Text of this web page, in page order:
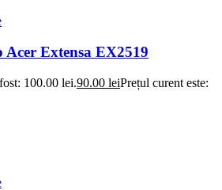
Acer Extensa EX2519
100.00 lei.90.00 leiPrețul curent este: